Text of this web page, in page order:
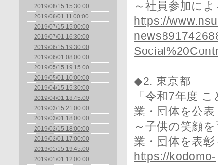
2019/08/15 15:30:00
2019/08/01 11:00:00
2019/07/15 15:00:00
2019/07/01 16:30:00
2019/06/15 19:30:00
2019/06/01 08:00:00
2019/05/15 19:15:00
2019/05/01 10:00:00
2019/04/15 15:30:00
2019/04/01 18:45:00
2019/03/15 21:00:00
2019/03/01 18:00:00
2019/02/15 18:00:00
2019/02/01 17:00:00
2019/01/15 19:45:00
2019/01/01 12:00:00
～社員参加に
https://
◆2. 東京都
「令和7年度
業・団体を公表
～子供の笑顔
業・団体を表彰
https://kodomo-